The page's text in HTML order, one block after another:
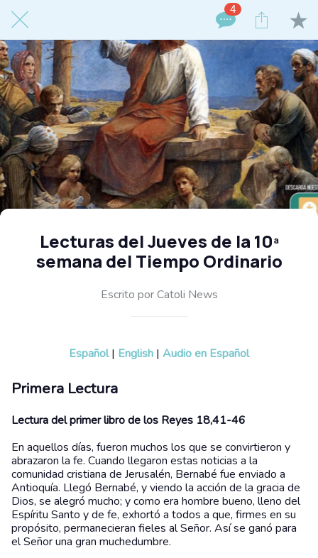
4
Lecturas del Jueves de la 10ª
semana del Tiempo Ordinario
Escrito por Catoli News
Español| English | Audio en Español
Primera Lectura
Lectura del primer libro de los Reyes 18,41-46
En aquellos días, fueron muchos los que se convirtieron y
abrazaron la fe. Cuando llegaron estas noticias a la
comunidad cristiana de Jerusalén, Bernabé fue enviado a
Antioquía. Llegó Bernabé, y viendo la acción de la gracia de
Dios, se alegró mucho; y como era hombre bueno, lleno del
Espíritu Santo y de fe, exhortó a todos a que, firmes en su
propósito, permanecieran fieles al Señor. Así se ganó para
el Señor una gran muchedumbre.